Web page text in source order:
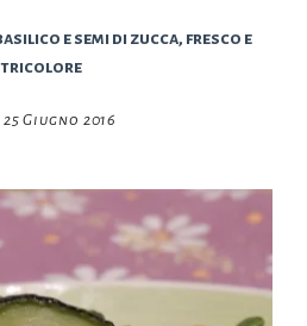
e semi di zucca, fresco e
tricolore
25 Giugno 2016